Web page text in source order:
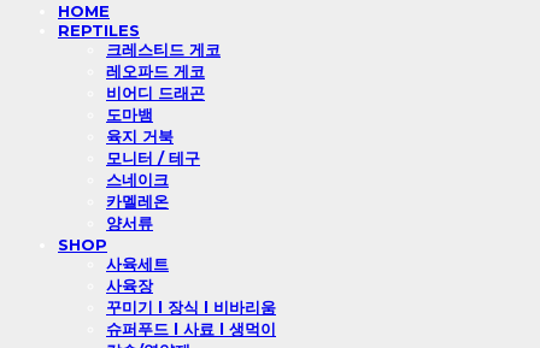
HOME
REPTILES
크레스티드 게코
레오파드 게코
비어디 드래곤
도마뱀
육지 거북
모니터 / 테구
스네이크
카멜레온
양서류
SHOP
사육세트
사육장
꾸미기 l 장식 l 비바리움
슈퍼푸드 l 사료 l 생먹이